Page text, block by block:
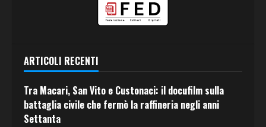
ARTICOLI RECENTI
Tra Macari, San Vito e Custonaci: il docufilm sulla
battaglia civile che fermò la raffineria negli anni
Settanta